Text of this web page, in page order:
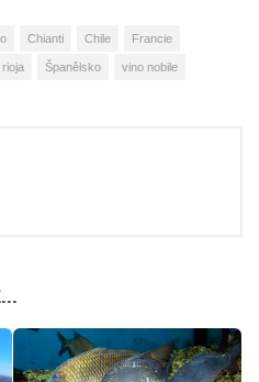
Chianti Chile Francie
rioja Španělsko vino nobile